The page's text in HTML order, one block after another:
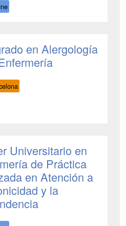
en Alergología
Universitario en
de Práctica
en Atención a
y la